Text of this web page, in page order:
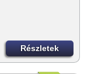
Részletek